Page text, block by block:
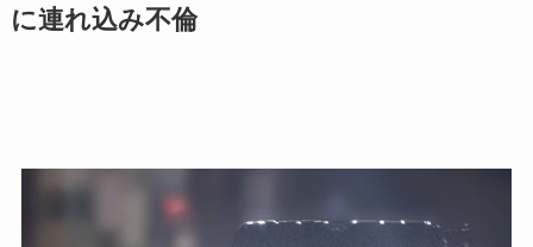
に連れ込み不倫